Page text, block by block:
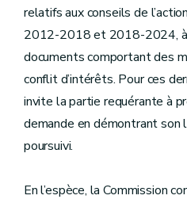
relatifs aux conseils de
2012-2018 et 2018-2024, à
documents comportant des
conflit d’intérêts. Pour ces
invite la partie requérante à
demande en démontrant son
poursuivi.
En l’espèce, la Commission